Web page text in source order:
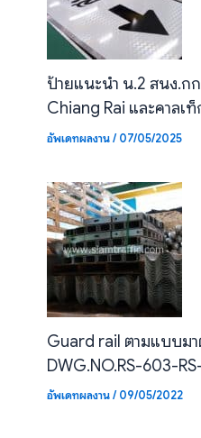
ป้ายแนะนำ น.2 สนง.ก
Chiang Rai และคาลเ
อัพเดทผลงาน/07/05/2025
Guard rail ตามแบบม
DWG.NO.RS-603-
อัพเดทผลงาน/09/05/2022